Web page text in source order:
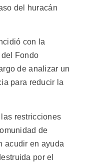
del huracán
con la
del Fondo
de analizar un
para reducir la
restricciones
de
acudir en ayuda
por el